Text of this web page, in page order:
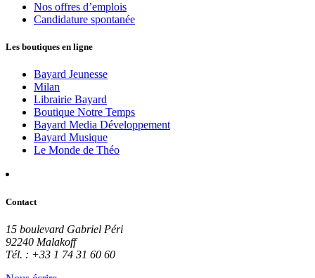
Nos offres d’emplois
Candidature spontanée
Les boutiques en ligne
Bayard Jeunesse
Milan
Librairie Bayard
Boutique Notre Temps
Bayard Media Développement
Bayard Musique
Le Monde de Théo
Contact
15 boulevard Gabriel Péri
92240 Malakoff
Tél. : +33 1 74 31 60 60